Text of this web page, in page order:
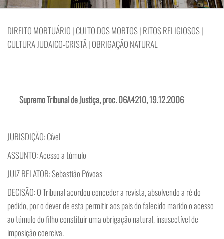
DIREITO MORTUÁRIO | CULTO DOS MORTOS | RITOS RELIGIOSOS |
CULTURA JUDAICO-CRISTÃ | OBRIGAÇÃO NATURAL
Supremo Tribunal de Justiça, proc. 06A4210, 19.12.2006
JURISDIÇÃO: Cível
ASSUNTO: Acesso a túmulo
JUIZ RELATOR: Sebastião Póvoas
DECISÃO: O Tribunal acordou conceder a revista, absolvendo a ré do
pedido, por o dever de esta permitir aos pais do falecido marido o acesso
ao túmulo do filho constituir uma obrigação natural, insuscetível de
imposição coerciva.